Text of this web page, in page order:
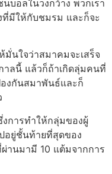
บอลในวงกว้าง พวกเรา
มีให้กับชมรม และก็จะ
มั่นใจว่าสมาคมจะเสร็จ
ลนี้ แล้วก็ถ้าเกิดลุ่มคนที่
งกันสมาพันธ์และก็
การทำให้กลุ่มของผู้
อยู่ชั้นท้ายที่สุดของ
านมามี 10 แต้มจากการ